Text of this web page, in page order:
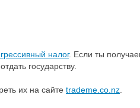
налог. Если ты
государству.
их на сайте trademe.co.nz.